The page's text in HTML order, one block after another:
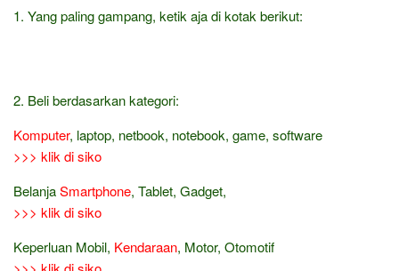
1. Yang paling gampang, ketik aja di kotak berikut:
2. Beli berdasarkan kategori:
Komputer, laptop, netbook, notebook, game, software
>>> klik di siko
BelanjaSmartphone, Tablet, Gadget,
>>> klik di siko
Keperluan Mobil, Kendaraan, Motor, Otomotif